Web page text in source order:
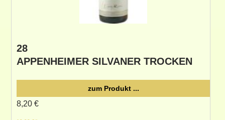
28
APPENHEIMER SILVANER TROCKEN
8,20 €
zum Produkt ...